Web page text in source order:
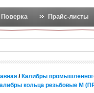
Поверка Прайс-листы
/ Калибры
кольца резьбовые М